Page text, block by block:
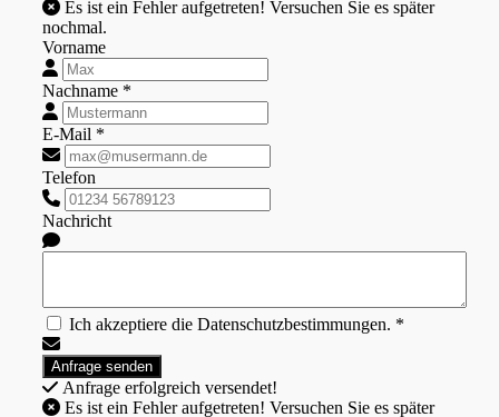
nochmal.
Vorname
Nachname *
E-Mail *
Telefon
Nachricht
Ich akzeptiere die Datenschutzbestimmungen. *
Anfrage erfolgreich versendet!